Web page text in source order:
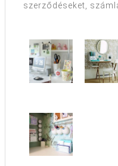
szerződéseket,